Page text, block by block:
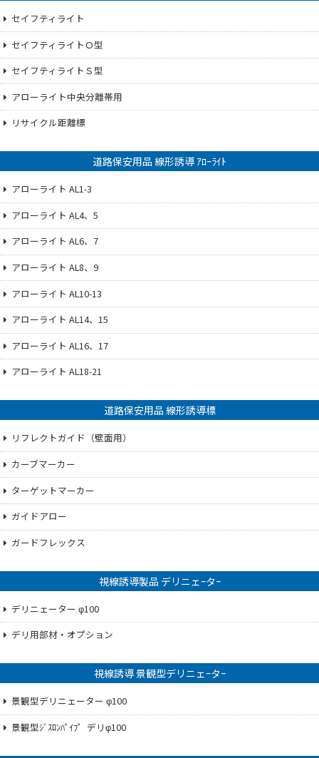
セイフティライト
セイフティライトＯ型
セイフティライトＳ型
アローライト中央分離帯用
リサイクル距離標
道路保安用品 線形誘導 ｱﾛｰﾗｲﾄ
アローライト AL1-3
アローライト AL4、5
アローライト AL6、7
アローライト AL8、9
アローライト AL10-13
アローライト AL14、15
アローライト AL16、17
アローライト AL18-21
道路保安用品 線形誘導標
リフレクトガイド（壁面用）
カーブマーカー
ターゲットマーカー
ガイドアロー
ガードフレックス
視線誘導製品 デリニェｰタｰ
デリニェーター φ100
デリ用部材・オプション
視線誘導 景観型デリニェｰタｰ
景観型デリニェーター φ100
景観型ｼﾞｽﾛﾝﾊﾟｲﾌ゜デリφ100